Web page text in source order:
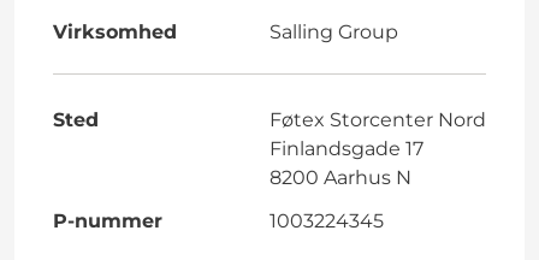
Virksomhed Salling Group
Sted
Føtex Storcenter Nord
Finlandsgade 17
8200 Aarhus N
P-nummer
1003224345